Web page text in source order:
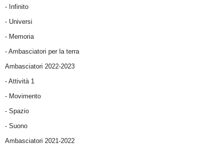
- Infinito
- Universi
- Memoria
- Ambasciatori per la terra
Ambasciatori 2022-2023
- Attività 1
- Movimento
- Spazio
- Suono
Ambasciatori 2021-2022